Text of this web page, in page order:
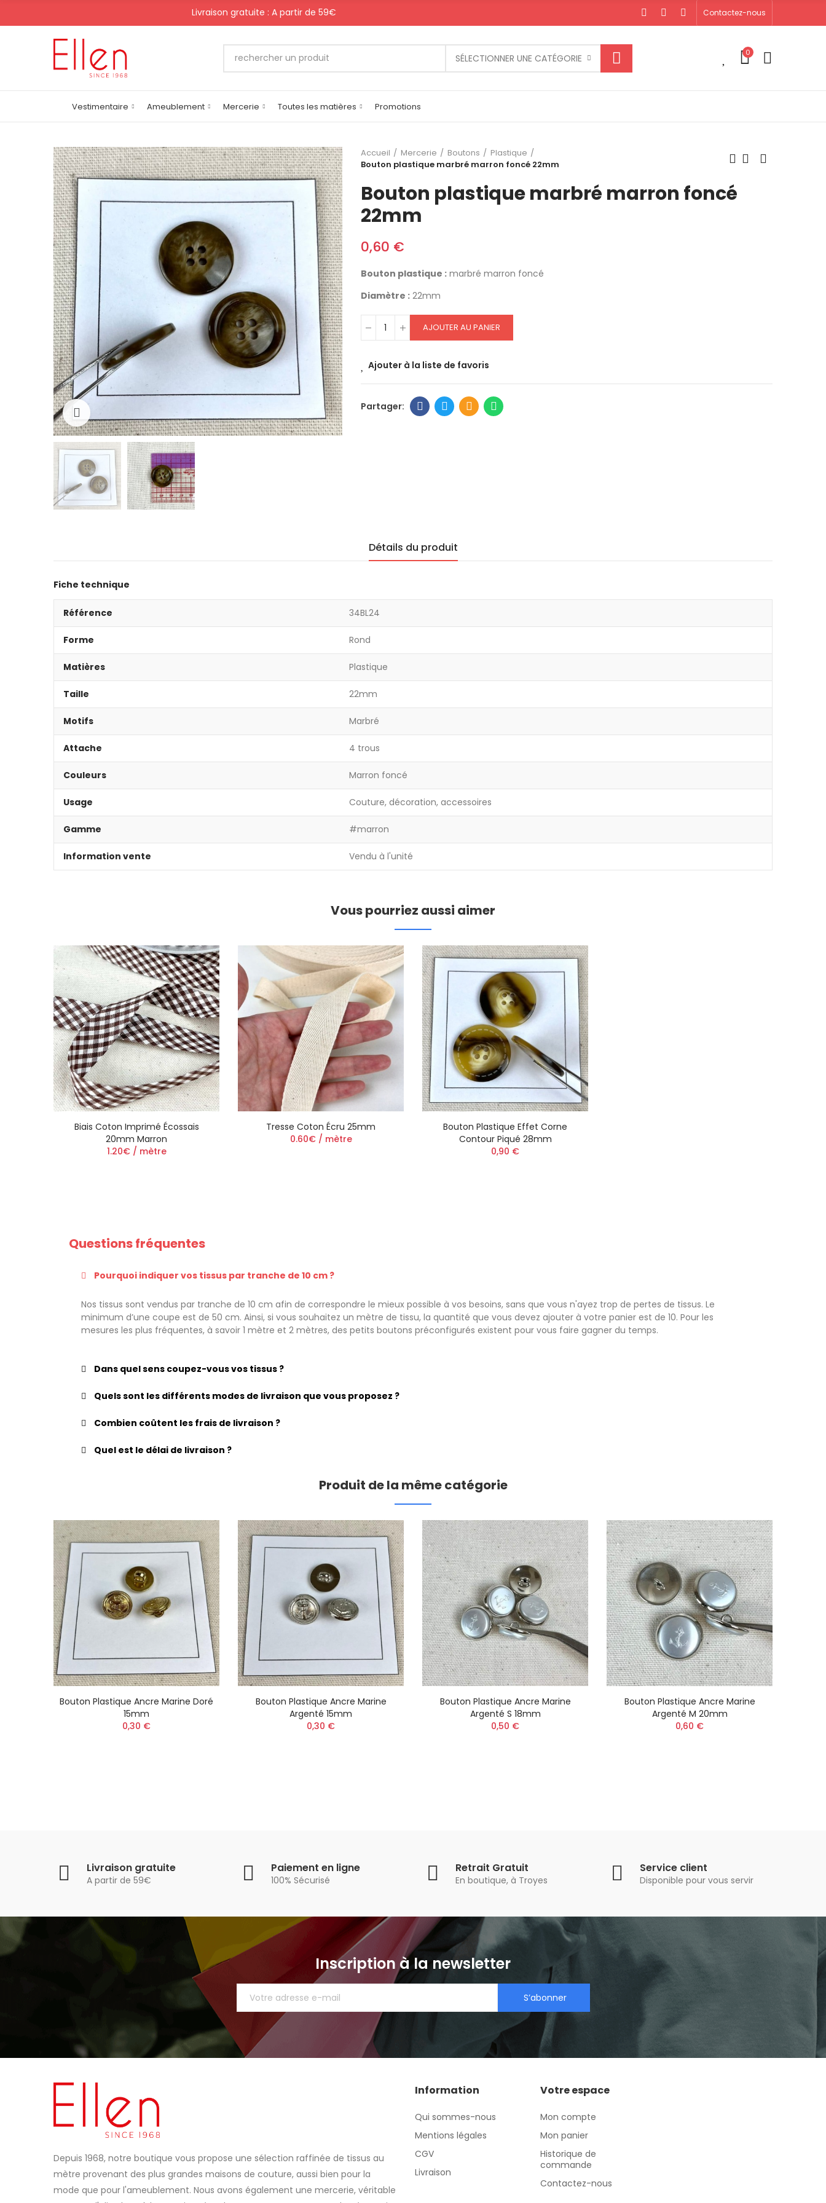
Livraison gratuite : A partir de 59€ Contactez-nous
SÉLECTIONNER UNE CATÉGORIE 0
Vestimentaire Ameublement Mercerie Toutes les matières Promotions
Accueil Mercerie Boutons
Plastique
Bouton plastique marbré marron foncé 22mm
Bouton plastique marbré marron foncé
22mm
0,60 €
Bouton plastique : marbré marron foncé
Diamètre : 22mm
AJOUTER AU PANIER
Ajouter à la liste de favoris
Détails du produit
Fiche technique
Référence 34BL24
Forme Rond
Matières Plastique
Taille 22mm
Motifs Marbré
Attache 4 trous
Couleurs Marron foncé
Usage Couture, décoration, accessoires
Gamme #marron
Information vente Vendu à l'unité
Vous pourriez aussi aimer
Biais Coton Imprimé Écossais
20mm Marron
1.20€ / mètre
Tresse Coton Écru 25mm
0.60€ / mètre
Bouton Plastique Effet Corne
Contour Piqué 28mm
0,90 €
Questions fréquentes
Pourquoi indiquer vos tissus par tranche de 10 cm ?
Nos tissus sont vendus par tranche de 10 cm afin de correspondre le mieux possible à vos besoins, sans que vous n'ayez trop de pertes de tissus. Le
minimum d’une coupe est de 50 cm. Ainsi, si vous souhaitez un mètre de tissu, la quantité que vous devez ajouter à votre panier est de 10. Pour les
mesures les plus fréquentes, à savoir 1 mètre et 2 mètres, des petits boutons préconfigurés existent pour vous faire gagner du temps.
Dans quel sens coupez-vous vos tissus ?
Quels sont les différents modes de livraison que vous proposez ?
Combien coûtent les frais de livraison ?
Quel est le délai de livraison ?
Produit de la même catégorie
Bouton Plastique Ancre Marine Doré
15mm
0,30 €
Bouton Plastique Ancre Marine
Argenté 15mm
0,30 €
Bouton Plastique Ancre Marine
Argenté S 18mm
0,50 €
Bouton Plastique Ancre Marine
Argenté M 20mm
0,60 €
Livraison gratuite
A partir de 59€
Paiement en ligne
100% Sécurisé
Retrait Gratuit
En boutique, à Troyes
Service client
Disponible pour vous servir
Inscription à la newsletter
S’abonner
Depuis 1968, notre boutique vous propose une sélection raffinée de tissus au
mètre provenant des plus grandes maisons de couture, aussi bien pour la
mode que pour l'ameublement. Nous avons également une mercerie, véritable
Information
Qui sommes-nous
Mentions légales
CGV
Livraison
Votre espace
Mon compte
Mon panier
Historique de
commande
Contactez-nous